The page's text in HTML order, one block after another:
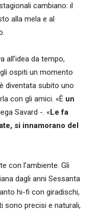
cambiano: il
alla mela e al
all’idea da tempo,
ospiti un momento
diventata subito uno
con gli amici. «È un
Savard -. «Le fa
si innamorano del
con l’ambiente. Gli
dagli anni Sessanta
hi-fi con giradischi,
sono precisi e naturali,